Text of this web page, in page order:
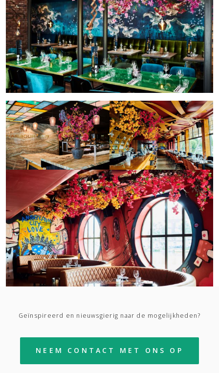
Geïnspireerd en nieuwsgierig naar de mogelijkheden?
NEEM CONTACT MET ONS OP